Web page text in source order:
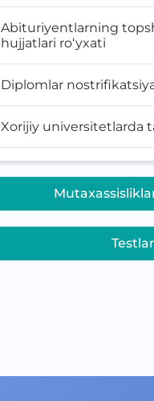
Abituriyentlarning
hujjatlari ro‘yxati
Diplomlar
Xorijiy universitetlarda
Testlar